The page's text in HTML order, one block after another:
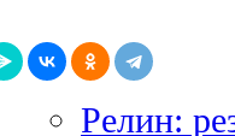
Релин: